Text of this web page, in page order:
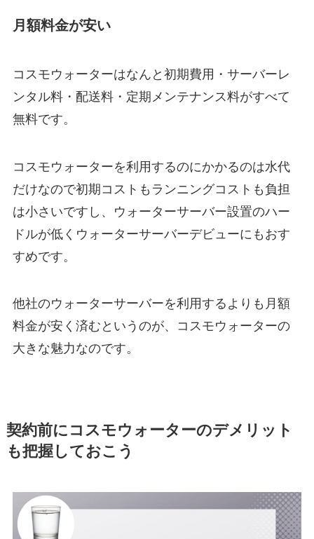
月額料金が安い
コスモウォーターはなんと 初期費用・サーバーレ
ンタル料・配送料・定期メンテナンス料がすべて
無料です。
コスモウォーターを利用するのにかかるのは水代
だけなので初期コストもランニングコストも負担
は小さいですし、ウォーターサーバー設置のハー
ドルが低くウォーターサーバーデビューにもおす
すめです。
他社のウォーターサーバーを利用するよりも月額
料金が安く済むというのが、コスモウォーターの
大きな魅力なのです。
契約前にコスモウォーターのデメリット
も把握しておこう